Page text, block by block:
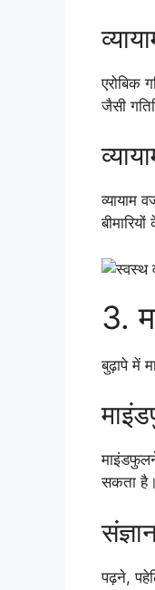
एरोबिक
जैसी
व्यायाम
3.
बुढ़ापे में
सकता है।
पढ़ने,